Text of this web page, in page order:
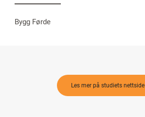
Bygg Førde
Les mer på studiets nettside